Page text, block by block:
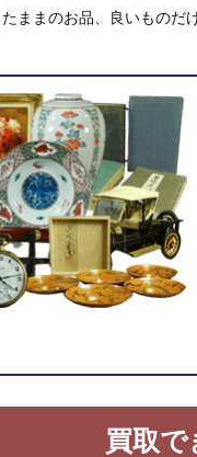
ままのお品、良いもの
買取